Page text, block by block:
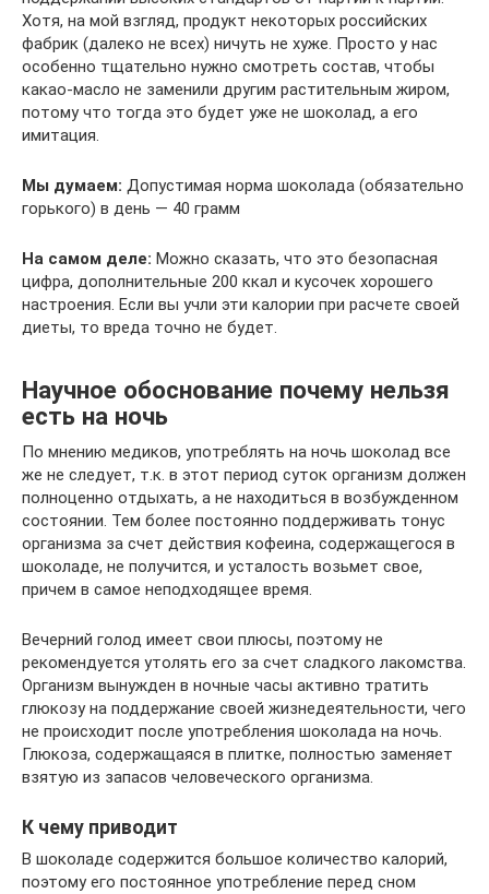
Хотя, на мой взгляд, продукт некоторых российских
фабрик (далеко не всех) ничуть не хуже. Просто у нас
особенно тщательно нужно смотреть состав, чтобы
какао-масло не заменили другим растительным жиром,
потому что тогда это будет уже не шоколад, а его
имитация.
Мы думаем: Допустимая норма шоколада (обязательно
горького) в день — 40 грамм
На самом деле: Можно сказать, что это безопасная
цифра, дополнительные 200 ккал и кусочек хорошего
настроения. Если вы учли эти калории при расчете своей
диеты, то вреда точно не будет.
Научное обоснование почему нельзя
есть на ночь
По мнению медиков, употреблять на ночь шоколад все
же не следует, т.к. в этот период суток организм должен
полноценно отдыхать, а не находиться в возбужденном
состоянии. Тем более постоянно поддерживать тонус
организма за счет действия кофеина, содержащегося в
шоколаде, не получится, и усталость возьмет свое,
причем в самое неподходящее время.
Вечерний голод имеет свои плюсы, поэтому не
рекомендуется утолять его за счет сладкого лакомства.
Организм вынужден в ночные часы активно тратить
глюкозу на поддержание своей жизнедеятельности, чего
не происходит после употребления шоколада на ночь.
Глюкоза, содержащаяся в плитке, полностью заменяет
взятую из запасов человеческого организма.
К чему приводит
В шоколаде содержится большое количество калорий,
поэтому его постоянное употребление перед сном